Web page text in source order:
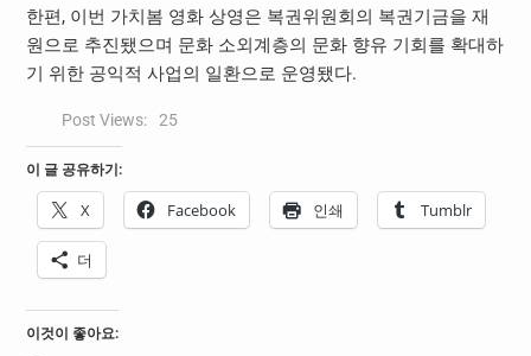
한편, 이번 가치봄 영화 상영은 복권위원회의 복권기금을 재
원으로 추진됐으며 문화 소외계층의 문화 향유 기회를 확대하
기 위한 공익적 사업의 일환으로 운영됐다.
Post Views: 25
이 글 공유하기:
X Facebook 인쇄 Tumblr
더
이것이 좋아요: